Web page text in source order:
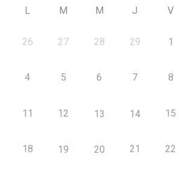
L M M J V
26 27 28 29 1
4 5 6 7 8
11 12 13 14 15
18 19 20 21 22